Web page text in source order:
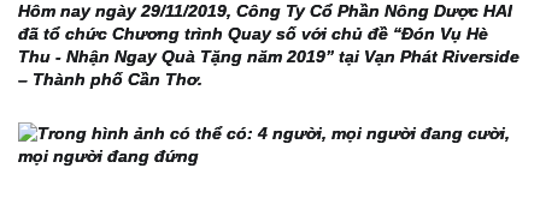
Hôm nay ngày 29/11/2019, Công Ty Cổ Phần Nông Dược HAI
đã tổ chức Chương trình Quay số với chủ đề “Đón Vụ Hè
Thu - Nhận Ngay Quà Tặng năm 2019” tại Vạn Phát Riverside
– Thành phố Cần Thơ.